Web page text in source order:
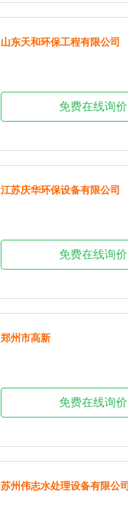
山东天和环保工程有限公司
免费在线询价
江苏庆华环保设备有限公司
免费在线询价
郑州市高新
免费在线询价
苏州伟志水处理设备有限公